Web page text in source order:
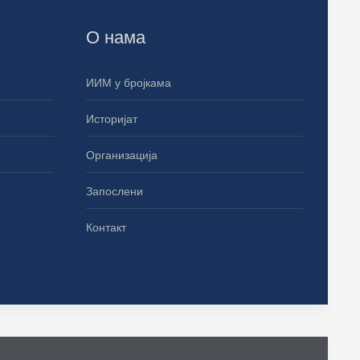
О нама
ИИМ у бројкама
Историјат
Организација
Запослени
Контакт